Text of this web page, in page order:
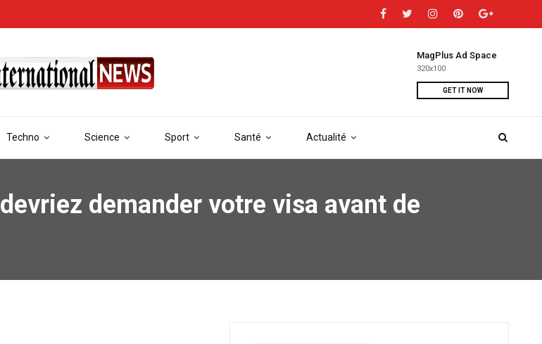
Techno Science Sport Santé Actualité
MagPlus Ad Space
320x100
GET IT NOW
demander votre visa avant de